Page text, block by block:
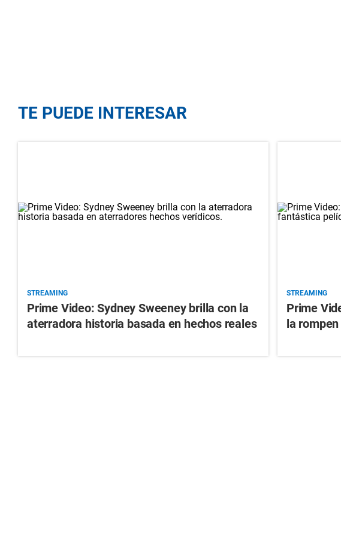
TE PUEDE INTERESAR
STREAMING
Prime Video: Sydney Sweeney brilla con la
aterradora historia basada en hechos reales
STREAMING
Prime
la